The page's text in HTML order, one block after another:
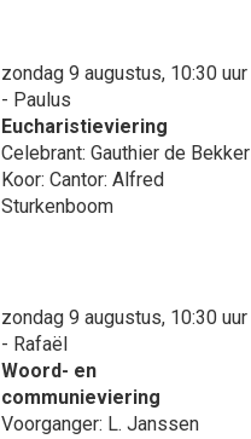
zondag 9 augustus, 10:30 uur
- Paulus
Eucharistieviering
Celebrant: Gauthier de Bekker
Koor: Cantor: Alfred
Sturkenboom
zondag 9 augustus, 10:30 uur
- Rafaël
Woord- en
communieviering
Voorganger: L. Janssen